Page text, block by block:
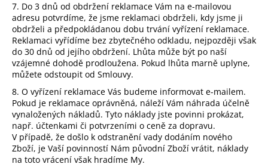
7. Do 3 dnů od obdržení reklamace Vám na e-mailovou
adresu potvrdíme, že jsme reklamaci obdrželi, kdy jsme ji
obdrželi a předpokládanou dobu trvání vyřízení reklamace.
Reklamaci vyřídíme bez zbytečného odkladu, nejpozději však
do 30 dnů od jejího obdržení. Lhůta může být po naší
vzájemné dohodě prodloužena. Pokud lhůta marně uplyne,
můžete odstoupit od Smlouvy.
8. O vyřízení reklamace Vás budeme informovat e-mailem.
Pokud je reklamace oprávněná, náleží Vám náhrada účelně
vynaložených nákladů. Tyto náklady jste povinni prokázat,
např. účtenkami či potvrzeními o ceně za dopravu.
V případě, že došlo k odstranění vady dodáním nového
Zboží, je Vaší povinností Nám původní Zboží vrátit, náklady
na toto vrácení však hradíme My.